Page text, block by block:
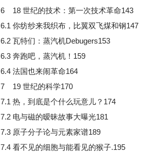
6 18 世纪的技术：第一次技术革命143
6.1 你纺纱来我织布，比翼双飞煤和钢147
6.2 瓦特们：蒸汽机Debugers153
6.3 奔跑吧，蒸汽机！159
6.4 法国也来闹革命164
7 19 世纪的科学170
7.1 热，到底是个什么玩意儿？174
7.2 电与磁的暧昧故事大曝光181
7.3 原子分子论与元素家谱189
7.4 看不见的细胞与能看见的猴子.195